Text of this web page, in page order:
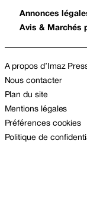
Annonces
Avis & Marchés
A propos d’Imaz
Nous contacter
Plan du site
Mentions légales
Préférences cookies
Politique de